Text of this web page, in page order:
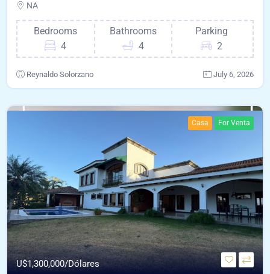
NA
Bedrooms
4
Bathrooms
4
Parking
2
Reynaldo Solorzano July 6, 2026
Casa For Venta
U$1,300,000/Dólares